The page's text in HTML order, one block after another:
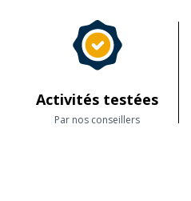
Activités testées
Par nos conseillers